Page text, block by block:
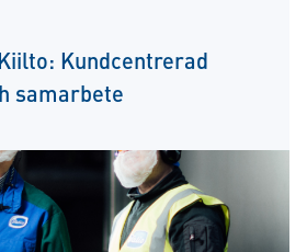
Kundcentrerad
samarbete